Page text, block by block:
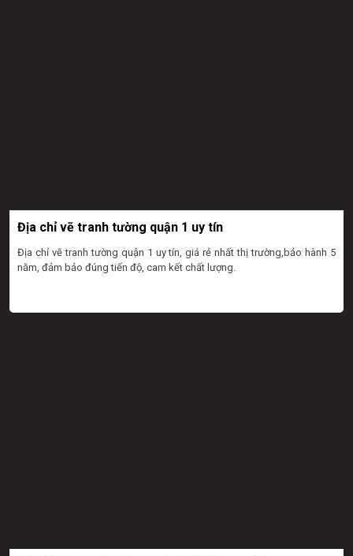
Địa chỉ vẽ tranh tường quận 1 uy tín
Địa chỉ vẽ tranh tường quận 1 uy tín, giá rẻ nhất thị trường,bảo hành 5
năm, đảm bảo đúng tiến độ, cam kết chất lượng.